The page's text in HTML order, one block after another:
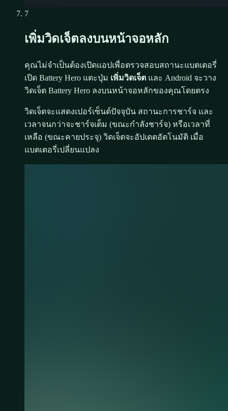
7
เพิ่มวิดเจ็ตลงบนหน้าจอหลัก
คุณไม่จำเป็นต้องเปิดแอปเพื่อตรวจสอบสถานะแบตเตอรี่
เปิด Battery Hero แตะปุ่ม เพิ่มวิดเจ็ต และ Android จะวาง
วิดเจ็ต Battery Hero ลงบนหน้าจอหลักของคุณโดยตรง
วิดเจ็ตจะแสดงเปอร์เซ็นต์ปัจจุบัน สถานะการชาร์จ และ
เวลาจนกว่าจะชาร์จเต็ม (ขณะกำลังชาร์จ) หรือเวลาที่
เหลือ (ขณะคายประจุ) วิดเจ็ตจะอัปเดตอัตโนมัติ เมื่อ
แบตเตอรี่เปลี่ยนแปลง